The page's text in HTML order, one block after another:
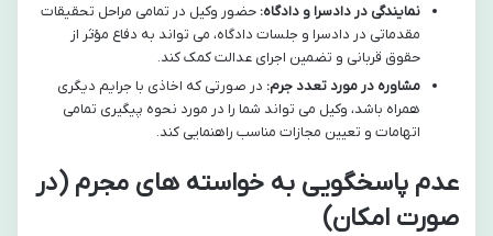
نمایندگی در دادسرا و دادگاه: حضور وکیل در تمامی مراحل تحقیقات
مقدماتی در دادسرا و جلسات دادگاه، می تواند به دفاع مؤثر از
حقوق قربانی و تضمین اجرای عدالت کمک کند.
مشاوره در مورد تعدد جرم: در صورتی که اخاذی با جرایم دیگری
همراه باشد، وکیل می تواند شما را در مورد نحوه پیگیری تمامی
اتهامات و تعیین مجازات مناسب راهنمایی کند.
عدم پاسخگویی به خواسته های مجرم (در
صورت امکان)